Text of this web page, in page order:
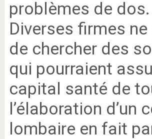
problèmes de dos.
Diverses firmes
de chercher des
qui pourraient
capital santé de
l’élaboration d’un
lombaire en fait